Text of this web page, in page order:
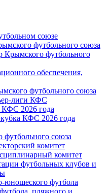
союзе
футбольного союза
Крымского футбольного
обеспечения,
футбольного союза
лиги КФС
2026 года
КФС 2026 года
союза
комитет
комитет
футбольных клубов и
юношеского футбола
пляжного и